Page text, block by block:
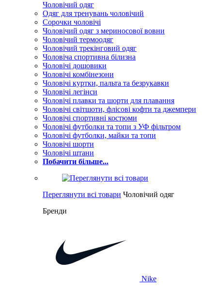
Чоловічий одяг
Одяг для тренувань чоловічий
Сорочки чоловічі
Чоловічий одяг з мериносової вовни
Чоловічий термоодяг
Чоловічий трекінговий одяг
Чоловіча спортивна білизна
Чоловічі дощовики
Чоловічі комбінезони
Чоловічі куртки, пальта та безрукавки
Чоловічі легінси
Чоловічі плавки та шорти для плавання
Чоловічі світшоти, флісові кофти та джемпери
Чоловічі спортивні костюми
Чоловічі футболки та топи з УФ фільтром
Чоловічі футболки, майки та топи
Чоловічі шорти
Чоловічі штани
Побачити більше...
Переглянути всі товари Чоловічий одяг
Бренди
Nike